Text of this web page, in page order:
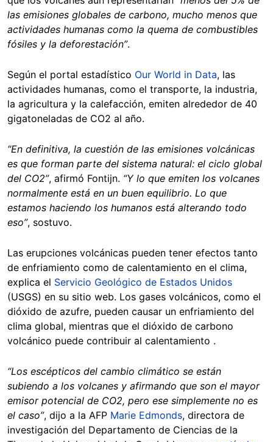
las emisiones globales de carbono, mucho menos que
actividades humanas como la quema de combustibles
fósiles y la deforestación”.
Según el portal estadístico Our World in Data, las
actividades humanas, como el transporte, la industria,
la agricultura y la calefacción, emiten alrededor de 40
gigatoneladas de CO2 al año.
“En definitiva, la cuestión de las emisiones volcánicas
es que forman parte del sistema natural: el ciclo global
del CO2”, afirmó Fontijn. “Y lo que emiten los volcanes
normalmente está en un buen equilibrio. Lo que
estamos haciendo los humanos está alterando todo
eso”, sostuvo.
Las erupciones volcánicas pueden tener efectos tanto
de enfriamiento como de calentamiento en el clima,
explica el Servicio Geológico de Estados Unidos
(USGS) en su sitio web. Los gases volcánicos, como el
dióxido de azufre, pueden causar un enfriamiento del
clima global, mientras que el dióxido de carbono
volcánico puede contribuir al calentamiento .
“Los escépticos del cambio climático se están
subiendo a los volcanes y afirmando que son el mayor
emisor potencial de CO2, pero ese simplemente no es
el caso”, dijo a la AFP Marie Edmonds, directora de
investigación del Departamento de Ciencias de la